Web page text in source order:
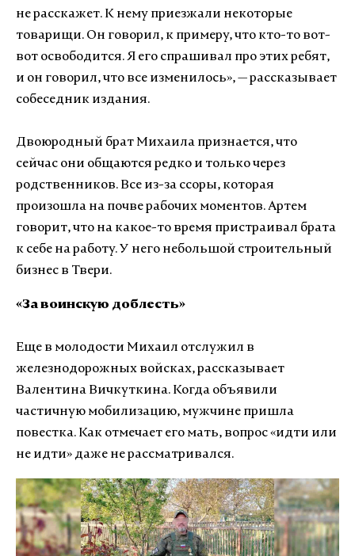
не расскажет. К нему приезжали некоторые
товарищи. Он говорил, к примеру, что кто-то вот-
вот освободится. Я его спрашивал про этих ребят,
и он говорил, что все изменилось», — рассказывает
собеседник издания.
Двоюродный брат Михаила признается, что
сейчас они общаются редко и только через
родственников. Все из-за ссоры, которая
произошла на почве рабочих моментов. Артем
говорит, что на какое-то время пристраивал брата
к себе на работу. У него небольшой строительный
бизнес в Твери.
«За воинскую доблесть»
Еще в молодости Михаил отслужил в
железнодорожных войсках, рассказывает
Валентина Вичкуткина. Когда объявили
частичную мобилизацию, мужчине пришла
повестка. Как отмечает его мать, вопрос «идти или
не идти» даже не рассматривался.